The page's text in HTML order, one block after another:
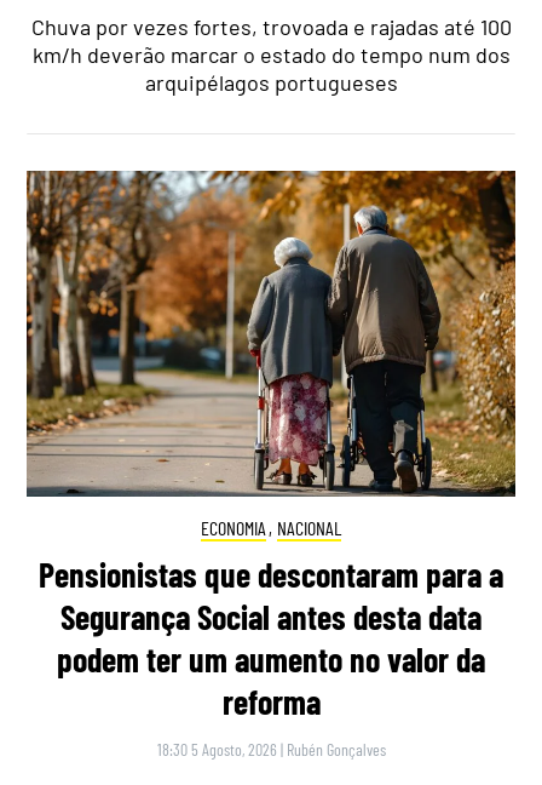
Chuva por vezes fortes, trovoada e rajadas até 100
km/h deverão marcar o estado do tempo num dos
arquipélagos portugueses
ECONOMIA , NACIONAL
Pensionistas que descontaram para a
Segurança Social antes desta data
podem ter um aumento no valor da
reforma
18:30 5 Agosto, 2026 | Rubén Gonçalves